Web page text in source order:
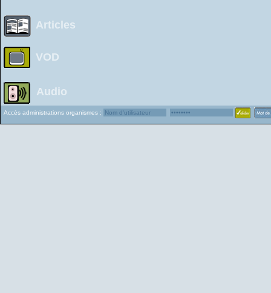
Articles
VOD
Audio
Accès administrations organismes :